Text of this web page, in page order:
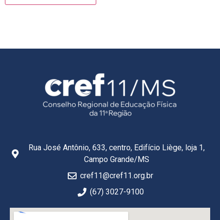
Rua José Antônio, 633, centro, Edifício Liège, loja 1,
Campo Grande/MS
cref11@cref11.org.br
(67) 3027-9100